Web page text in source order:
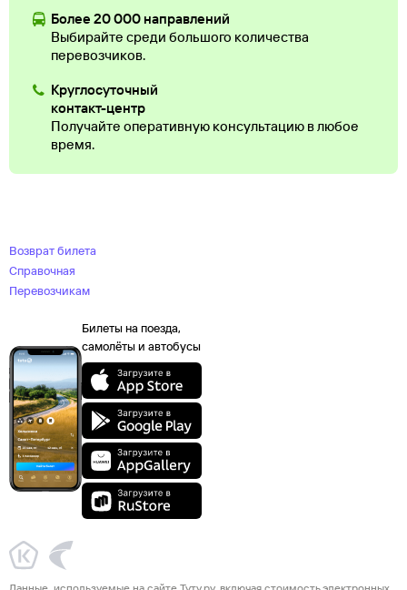
Более 20 000 направлений
Выбирайте среди большого количества
перевозчиков.
Круглосуточный
контакт-центр
Получайте оперативную консультацию в любое
время.
Возврат билета
Справочная
Перевозчикам
Билеты на поезда,
самолёты и автобусы